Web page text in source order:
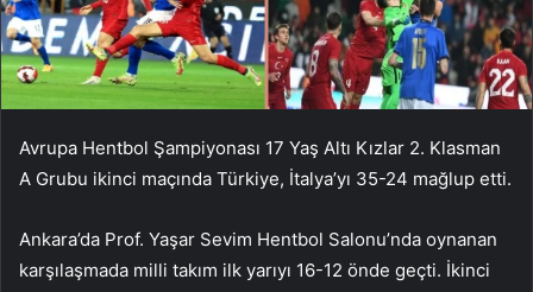
Avrupa Hentbol Şampiyonası 17 Yaş Altı Kızlar 2. Klasman
A Grubu ikinci maçında Türkiye, İtalya’yı 35-24 mağlup etti.
Ankara’da Prof. Yaşar Sevim Hentbol Salonu’nda oynanan
karşılaşmada milli takım ilk yarıyı 16-12 önde geçti. İkinci